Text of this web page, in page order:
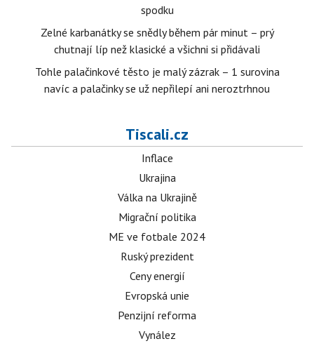
spodku
Zelné karbanátky se snědly během pár minut – prý
chutnají líp než klasické a všichni si přidávali
Tohle palačinkové těsto je malý zázrak – 1 surovina
navíc a palačinky se už nepřilepí ani neroztrhnou
Tiscali.cz
Inflace
Ukrajina
Válka na Ukrajině
Migrační politika
ME ve fotbale 2024
Ruský prezident
Ceny energií
Evropská unie
Penzijní reforma
Vynález